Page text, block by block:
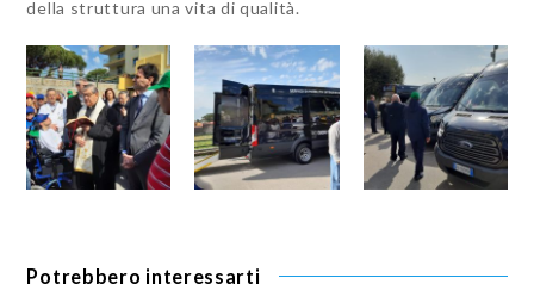
della struttura una vita di qualità.
Potrebbero interessarti